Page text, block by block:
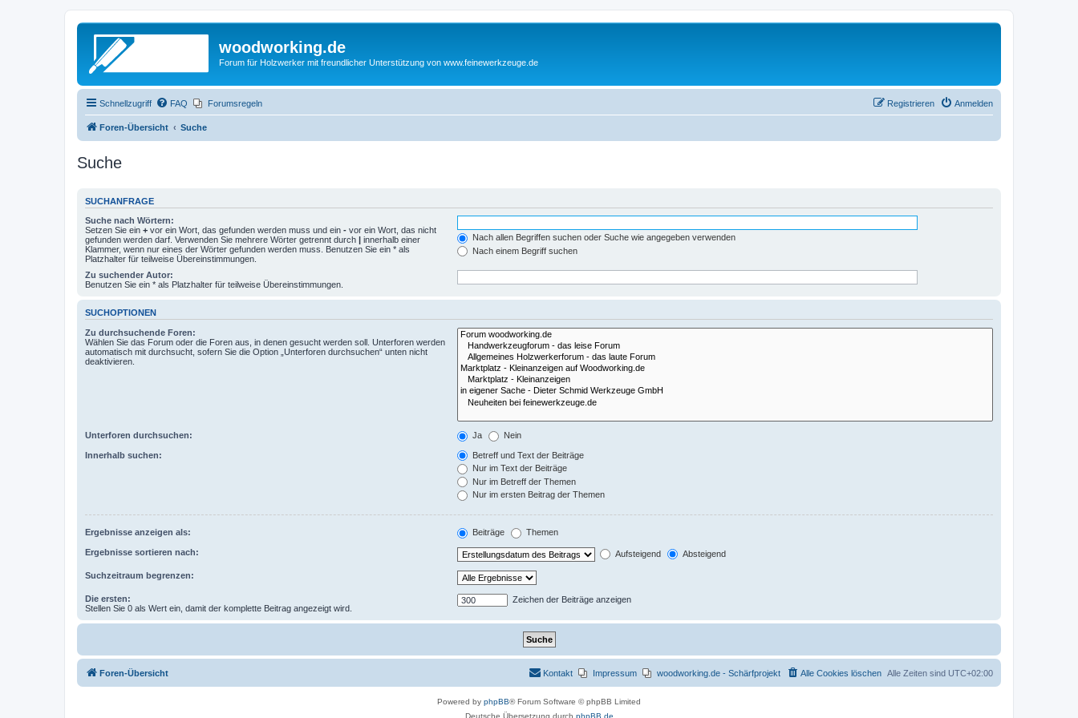
woodworking.de
Forum für Holzwerker mit freundlicher Unterstützung von www.feinewerkzeuge.de
Schnellzugriff FAQ Forumsregeln Anmelden
Registrieren
Foren-Übersicht Suche
Suche
SUCHANFRAGE
Suche nach Wörtern:
Setzen Sie ein + vor ein Wort, das gefunden werden muss und ein - vor ein Wort, das nicht
gefunden werden darf. Verwenden Sie mehrere Wörter getrennt durch | innerhalb einer
Klammer, wenn nur eines der Wörter gefunden werden muss. Benutzen Sie ein * als
Platzhalter für teilweise Übereinstimmungen.
Nach allen Begriffen suchen oder Suche wie angegeben verwenden
Nach einem Begriff suchen
Zu suchender Autor:
Benutzen Sie ein * als Platzhalter für teilweise Übereinstimmungen.
SUCHOPTIONEN
Zu durchsuchende Foren:
Wählen Sie das Forum oder die Foren aus, in denen gesucht werden soll. Unterforen werden
automatisch mit durchsucht, sofern Sie die Option „Unterforen durchsuchen“ unten nicht
deaktivieren.
Unterforen durchsuchen: Ja Nein
Innerhalb suchen:
Betreff und Text der Beiträge
Nur im Text der Beiträge
Nur im Betreff der Themen
Nur im ersten Beitrag der Themen
Ergebnisse anzeigen als: Beiträge Themen
Ergebnisse sortieren nach: Aufsteigend Absteigend
Suchzeitraum begrenzen:
Die ersten:
Stellen Sie 0 als Wert ein, damit der komplette Beitrag angezeigt wird.
Zeichen der Beiträge anzeigen
Foren-Übersicht Alle Zeiten sind UTC+02:00
Alle Cookies löschen
woodworking.de - Schärfprojekt
Impressum
Kontakt
Powered by phpBB® Forum Software © phpBB Limited
Deutsche Übersetzung durch phpBB.de